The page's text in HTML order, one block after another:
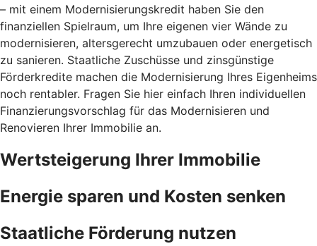
– mit einem Modernisierungskredit haben Sie den
finanziellen Spielraum, um Ihre eigenen vier Wände zu
modernisieren, altersgerecht umzubauen oder energetisch
zu sanieren. Staatliche Zuschüsse und zinsgünstige
Förderkredite machen die Modernisierung Ihres Eigenheims
noch rentabler. Fragen Sie hier einfach Ihren individuellen
Finanzierungsvorschlag für das Modernisieren und
Renovieren Ihrer Immobilie an.
Wertsteigerung Ihrer Immobilie
Energie sparen und Kosten senken
Staatliche Förderung nutzen